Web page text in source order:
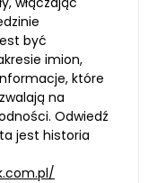
być
imion,
które
na
Odwiedź
jest historia